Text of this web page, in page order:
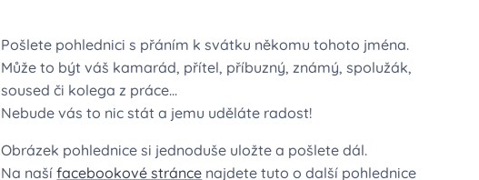
Pošlete pohlednici s přáním k svátku někomu tohoto jména.
Může to být váš kamarád, přítel, příbuzný, známý, spolužák,
soused či kolega z práce...
Nebude vás to nic stát a jemu uděláte radost!
Obrázek pohlednice si jednoduše uložte a pošlete dál.
Na našífacebookové stránce najdete tuto o další pohlednice